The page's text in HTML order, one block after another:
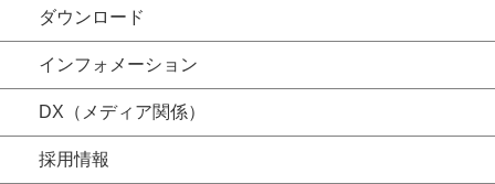
ダウンロード
インフォメーション
DX（メディア関係）
採用情報